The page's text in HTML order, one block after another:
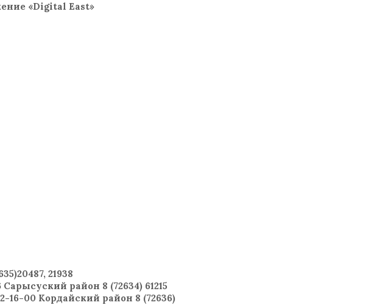
«Digital East»
21938
район 8 (72634) 61215
16-00 Кордайский район 8 (72636)